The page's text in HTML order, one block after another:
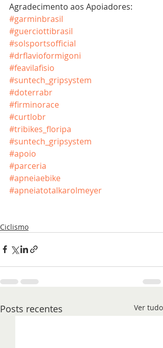
Agradecimento aos Apoiadores:
#garminbrasil
#guerciottibrasil
#solsportsofficial
#drflavioformigoni
#feavilafisio
#suntech_gripsystem
#doterrabr
#firminorace
#curtlobr
#tribikes_floripa
#suntech_gripsystem
#apoio
#parceria
#apneiaebike
#apneiatotalkarolmeyer
Ciclismo
Posts recentes Ver tudo